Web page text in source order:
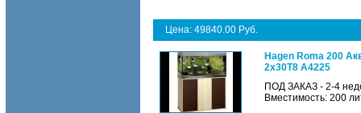
Цена: 49840.00 Руб.
Hagen Roma 200
2х30Т8 A4225
ПОД ЗАКАЗ - 2-4
Вместимость: 200